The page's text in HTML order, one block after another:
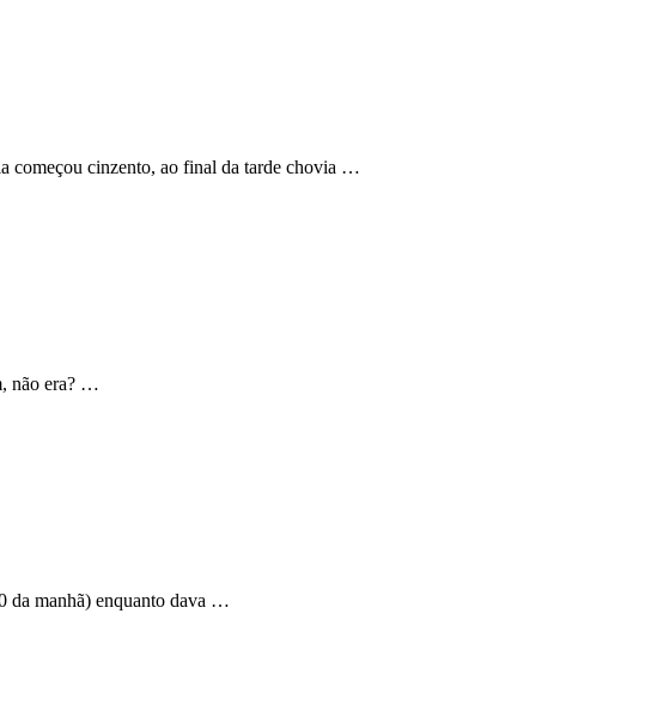
começou cinzento, ao final da tarde chovia …
não era? …
da manhã) enquanto dava …